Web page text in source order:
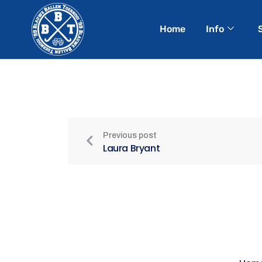
Home Info
Previous post
Laura Bryant